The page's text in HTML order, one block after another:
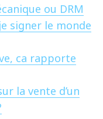
ou DRM
signer le monde
ca rapporte
la vente d’un